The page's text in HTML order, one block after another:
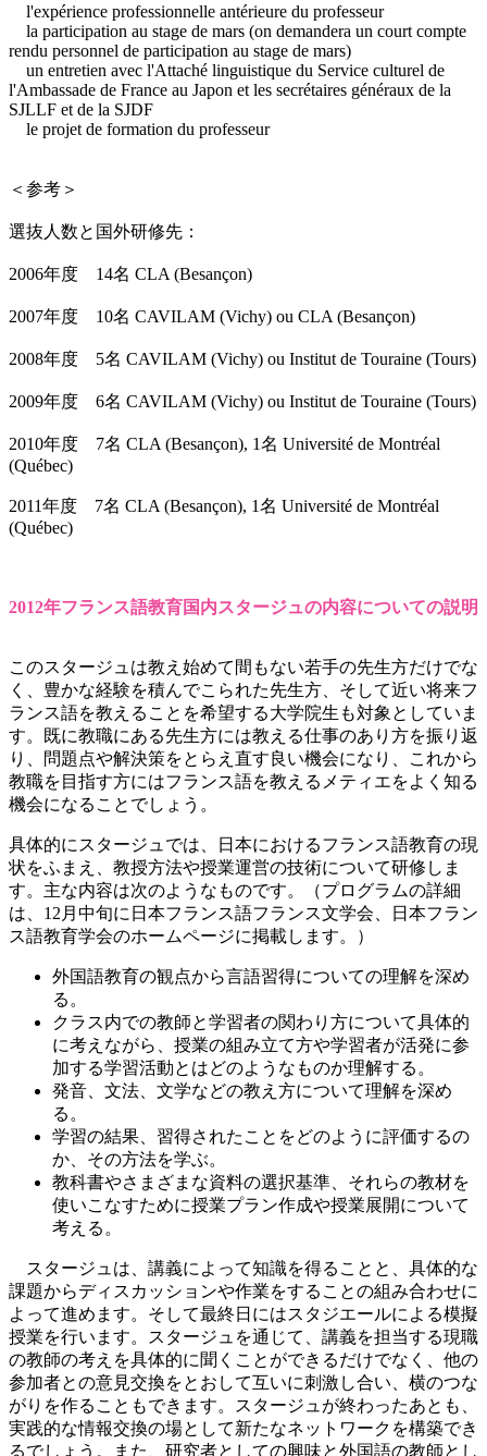
l'expérience professionnelle antérieure du professeur
la participation au stage de mars (on demandera un court compte
rendu personnel de participation au stage de mars)
un entretien avec l'Attaché linguistique du Service culturel de
l'Ambassade de France au Japon et les secrétaires généraux de la
SJLLF et de la SJDF
le projet de formation du professeur
＜参考＞
選抜人数と国外研修先：
2006年度 14名 CLA (Besançon)
2007年度 10名 CAVILAM (Vichy) ou CLA (Besançon)
2008年度 5名 CAVILAM (Vichy) ou Institut de Touraine (Tours)
2009年度 6名 CAVILAM (Vichy) ou Institut de Touraine (Tours)
2010年度 7名 CLA (Besançon), 1名 Université de Montréal
(Québec)
2011年度 7名 CLA (Besançon), 1名 Université de Montréal
(Québec)
2012年フランス語教育国内スタージュの内容についての説明
このスタージュは教え始めて間もない若手の先生方だけでな
く、豊かな経験を積んでこられた先生方、そして近い将来フ
ランス語を教えることを希望する大学院生も対象としていま
す。既に教職にある先生方には教える仕事のあり方を振り返
り、問題点や解決策をとらえ直す良い機会になり、これから
教職を目指す方にはフランス語を教えるメティエをよく知る
機会になることでしょう。
具体的にスタージュでは、日本におけるフランス語教育の現
状をふまえ、教授方法や授業運営の技術について研修しま
す。主な内容は次のようなものです。（プログラムの詳細
は、12月中旬に日本フランス語フランス文学会、日本フラン
ス語教育学会のホームページに掲載します。）
外国語教育の観点から言語習得についての理解を深め
る。
クラス内での教師と学習者の関わり方について具体的
に考えながら、授業の組み立て方や学習者が活発に参
加する学習活動とはどのようなものか理解する。
発音、文法、文学などの教え方について理解を深め
る。
学習の結果、習得されたことをどのように評価するの
か、その方法を学ぶ。
教科書やさまざまな資料の選択基準、それらの教材を
使いこなすために授業プラン作成や授業展開について
考える。
スタージュは、講義によって知識を得ることと、具体的な
課題からディスカッションや作業をすることの組み合わせに
よって進めます。そして最終日にはスタジエールによる模擬
授業を行います。スタージュを通じて、講義を担当する現職
の教師の考えを具体的に聞くことができるだけでなく、他の
参加者との意見交換をとおして互いに刺激し合い、横のつな
がりを作ることもできます。スタージュが終わったあとも、
実践的な情報交換の場として新たなネットワークを構築でき
るでしょう。また、研究者としての興味と外国語の教師とし